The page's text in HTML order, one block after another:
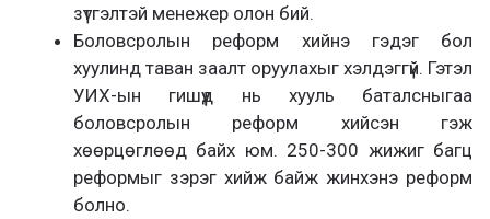
зүтгэлтэй менежер олон бий.
Боловсролын реформ хийнэ гэдэг бол
хуулинд таван заалт оруулахыг хэлдэггүй. Гэтэл
УИХ-ын гишүүд нь хууль баталсныгаа
боловсролын реформ хийсэн гэж
хөөрцөглөөд байх юм. 250-300 жижиг багц
реформыг зэрэг хийж байж жинхэнэ реформ
болно.